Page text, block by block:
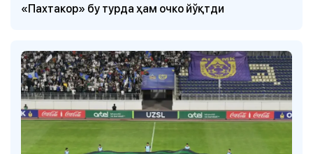
«Пахтакор» бу турда ҳам очко йўқтди